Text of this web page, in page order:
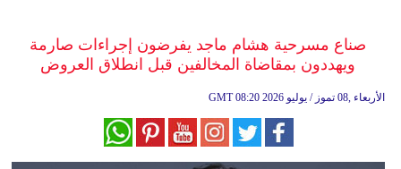
وموسيقى
صناع مسرحية هشام ماجد يفرضون إجراءات صارمة
ويهددون بمقاضاة المخالفين قبل انطلاق العروض
GMT 08:20 2026 الأربعاء ,08 تموز / يوليو